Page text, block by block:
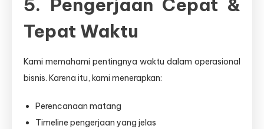
5. Pengerjaan Cepat &
Tepat Waktu
Kami memahami pentingnya waktu dalam operasional
bisnis. Karena itu, kami menerapkan:
Perencanaan matang
Timeline pengerjaan yang jelas